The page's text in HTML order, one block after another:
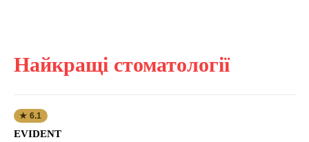
Найкращі стоматології
★ 6.1
EVIDENT